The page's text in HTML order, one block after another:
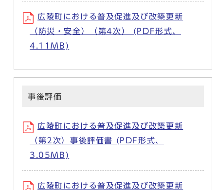
広陵町における普及促進及び改築更新
（防災・安全）（第4次） (PDF形式、
4.11MB)
事後評価
広陵町における普及促進及び改築更新
（第2次）事後評価書 (PDF形式、
3.05MB)
広陵町における普及促進及び改築更新